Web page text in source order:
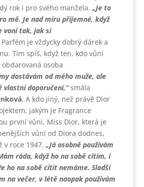
rok i pro svého manžela. „Je to
mě. Je nad míru příjemné, když
voní tak, jak si
je vždycky dobrý dárek a
Tím spíš, když ten, kdo vůni
osoba
dostávám od mého muže, ale
vlastní doporučení,“smála
. A kdo jiný, než právě Dior
jakým je Fragrance
první vůni, Miss Dior, která je
vůní od Diora dodnes,
v roce 1947. „Já osobně používám
ráda, když ho na sobě cítím, i
ho na sobě cítit nemáme. Sladší
na večer, v létě naopak používám